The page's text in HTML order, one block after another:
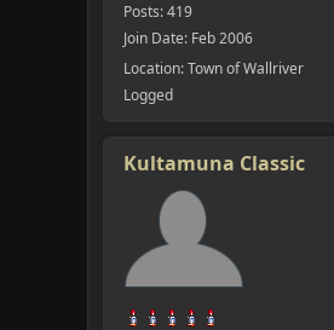
Posts: 419
Join Date: Feb 2006
Location: Town of Wallriver
Logged
Kultamuna Classic